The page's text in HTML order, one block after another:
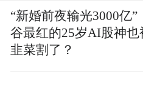
“新婚前夜输光3000亿”
谷最红的25岁AI股神也
韭菜割了？